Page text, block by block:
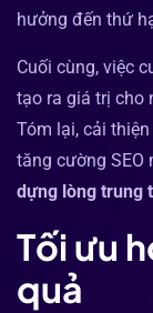
hưởng đến thứ
Cuối cùng, việc
tạo ra giá trị cho
Tóm lại, cải
tăng cường SEO
dựng lòng trung
Tối ưu
quả